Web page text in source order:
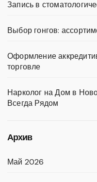
Запись в
Выбор гонгов:
Оформление
торговле
Нарколог на Дом в
Всегда Рядом
Архив
Май 2026